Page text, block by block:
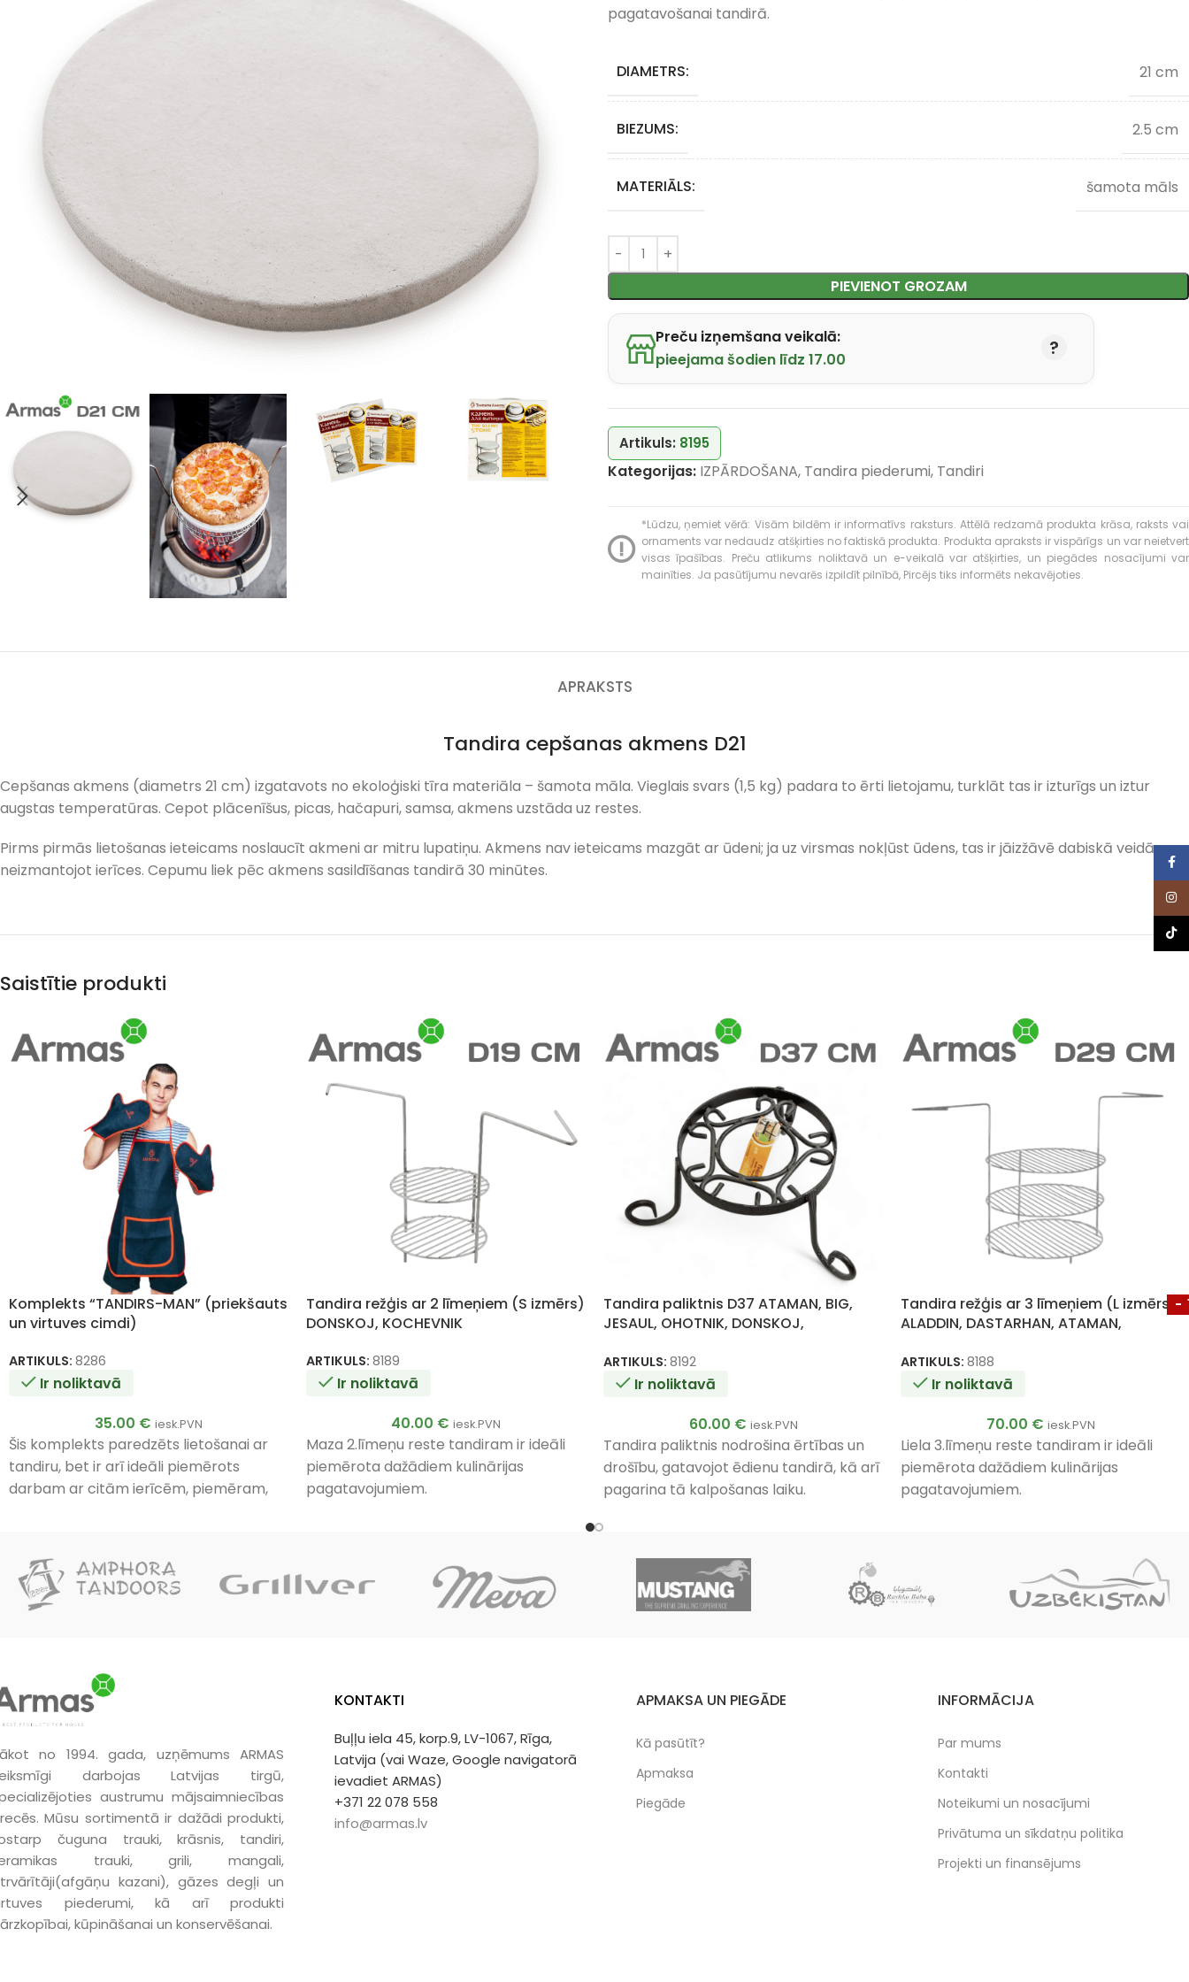
pagatavošanai tandirā.
DIAMETRS: 21 cm
BIEZUMS: 2.5 cm
MATERIĀLS: šamota māls
PIEVIENOT GROZAM
Preču izņemšana veikalā:
pieejama šodien līdz 17.00
Artikuls: 8195
Kategorijas: IZPĀRDOŠANA, Tandira piederumi, Tandiri
*Lūdzu, ņemiet vērā: Visām bildēm ir informatīvs raksturs. Attēlā redzamā produkta krāsa, raksts vai
ornaments var nedaudz atšķirties no faktiskā produkta. Produkta apraksts ir vispārīgs un var neietvert
visas īpašības. Preču atlikums noliktavā un e-veikalā var atšķirties, un piegādes nosacījumi var
mainīties. Ja pasūtījumu nevarēs izpildīt pilnībā, Pircējs tiks informēts nekavējoties.
APRAKSTS
Tandira cepšanas akmens D21
Cepšanas akmens (diametrs 21 cm) izgatavots no ekoloģiski tīra materiāla – šamota māla. Vieglais svars (1,5 kg) padara to ērti lietojamu, turklāt tas ir izturīgs un iztur
augstas temperatūras. Cepot plācenīšus, picas, hačapuri, samsa, akmens uzstāda uz restes.
Pirms pirmās lietošanas ieteicams noslaucīt akmeni ar mitru lupatiņu. Akmens nav ieteicams mazgāt ar ūdeni; ja uz virsmas nokļūst ūdens, tas ir jāizžāvē dabiskā veidā,
neizmantojot ierīces. Cepumu liek pēc akmens sasildīšanas tandirā 30 minūtes.
Saistītie produkti
Komplekts “TANDIRS-MAN” (priekšauts
un virtuves cimdi)
ARTIKULS: 8286
Ir noliktavā
35.00 € iesk.PVN
Šis komplekts paredzēts lietošanai ar
tandiru, bet ir arī ideāli piemērots
darbam ar citām ierīcēm, piemēram,
putekļiem, pelniem un taukiem, kamēr
cimdi nodrošina aizsardzību pret
apdegumiem un citiem netīrumiem.
Tandira režģis ar 2 līmeņiem (S izmērs)
DONSKOJ, KOCHEVNIK
ARTIKULS: 8189
Ir noliktavā
40.00 € iesk.PVN
Maza 2.līmeņu reste tandiram ir ideāli
piemērota dažādiem kulinārijas
pagatavojumiem.
Tandira paliktnis D37 ATAMAN, BIG,
JESAUL, OHOTNIK, DONSKOJ,
ARTIKULS: 8192
Ir noliktavā
60.00 € iesk.PVN
Tandira paliktnis nodrošina ērtības un
drošību, gatavojot ēdienu tandirā, kā arī
pagarina tā kalpošanas laiku.
Tandira režģis ar 3 līmeņiem (L izmērs)
ALADDIN, DASTARHAN, ATAMAN,
ARTIKULS: 8188
Ir noliktavā
70.00 € iesk.PVN
Liela 3.līmeņu reste tandiram ir ideāli
piemērota dažādiem kulinārijas
pagatavojumiem.
-
no 1994. gada, uzņēmums ARMAS
darbojas Latvijas tirgū,
austrumu mājsaimniecības
Mūsu sortimentā ir dažādi produkti,
čuguna trauki, krāsnis, tandiri,
trauki, grili, mangali,
kazani), gāzes degļi un
piederumi, kā arī produkti
kūpināšanai un konservēšanai.
KONTAKTI
Buļļu iela 45, korp.9, LV-1067, Rīga,
Latvija (vai Waze, Google navigatorā
ievadiet ARMAS)
+371 22 078 558
info@armas.lv
APMAKSA UN PIEGĀDE
Kā pasūtīt?
Apmaksa
Piegāde
INFORMĀCIJA
Par mums
Kontakti
Noteikumi un nosacījumi
Privātuma un sīkdatņu politika
Projekti un finansējums